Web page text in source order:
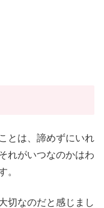
とは、諦めずにいれ
れがいつなのかはわ
。
切なのだと感じまし